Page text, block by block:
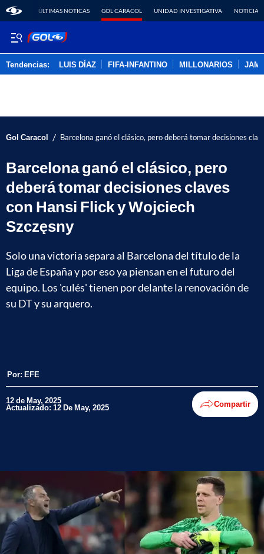
ÚLTIMAS NOTICAS GOL CARACOL UNIDAD INVESTIGATIVA NOTICIAS
Tendencias: LUIS DÍAZ FIFA-INFANTINO MILLONARIOS
Gol Caracol / Barcelona ganó el clásico, pero deberá tomar decisiones
Barcelona ganó el clásico, pero
deberá tomar decisiones claves
con Hansi Flick y Wojciech
Szczęsny
Solo una victoria separa al Barcelona del título de la
Liga de España y por eso ya piensan en el futuro del
equipo. Los 'culés' tienen por delante la renovación de
su DT y su arquero.
Por: EFE
12 de May, 2025
Actualizado: 12 De May, 2025 Compartir